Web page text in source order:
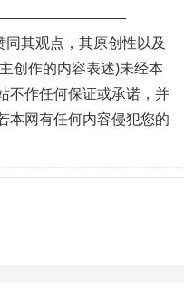
其观点，其原创性以及
创作的内容表述)未经本
不作任何保证或承诺，并
本网有任何内容侵犯您的